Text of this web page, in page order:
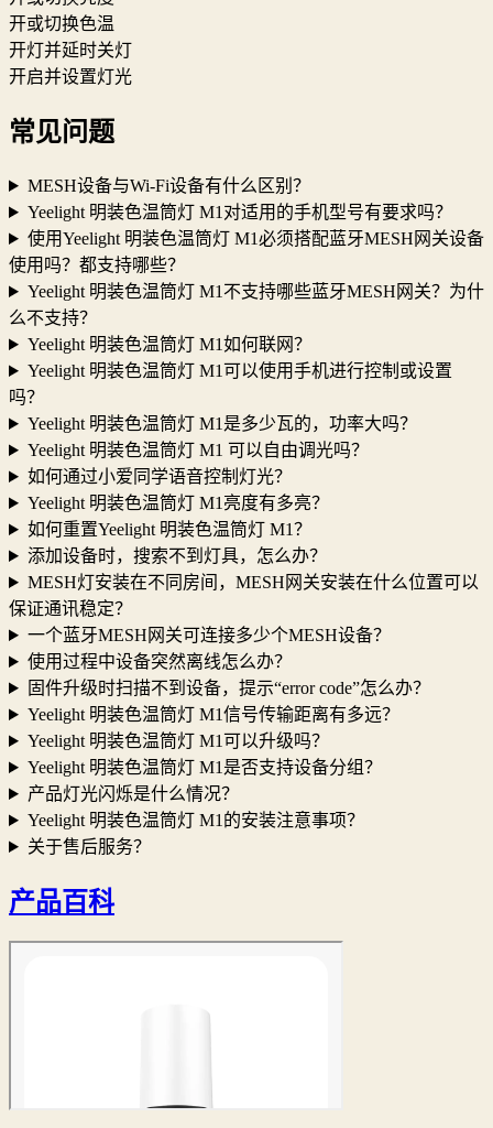
开或切换色温
开灯并延时关灯
开启并设置灯光
常见问题
MESH设备与Wi-Fi设备有什么区别？
Yeelight 明装色温筒灯 M1对适用的手机型号有要求吗？
使用Yeelight 明装色温筒灯 M1必须搭配蓝牙MESH网关设备
使用吗？都支持哪些？
Yeelight 明装色温筒灯 M1不支持哪些蓝牙MESH网关？为什
么不支持？
Yeelight 明装色温筒灯 M1如何联网？
Yeelight 明装色温筒灯 M1可以使用手机进行控制或设置
吗？
Yeelight 明装色温筒灯 M1是多少瓦的，功率大吗？
Yeelight 明装色温筒灯 M1 可以自由调光吗？
如何通过小爱同学语音控制灯光？
Yeelight 明装色温筒灯 M1亮度有多亮？
如何重置Yeelight 明装色温筒灯 M1？
添加设备时，搜索不到灯具，怎么办？
MESH灯安装在不同房间，MESH网关安装在什么位置可以
保证通讯稳定？
一个蓝牙MESH网关可连接多少个MESH设备？
使用过程中设备突然离线怎么办？
固件升级时扫描不到设备，提示“error code”怎么办？
Yeelight 明装色温筒灯 M1信号传输距离有多远？
Yeelight 明装色温筒灯 M1可以升级吗？
Yeelight 明装色温筒灯 M1是否支持设备分组？
产品灯光闪烁是什么情况？
Yeelight 明装色温筒灯 M1的安装注意事项？
关于售后服务？
产品百科